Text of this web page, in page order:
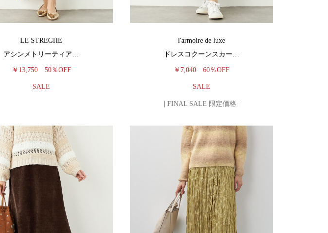
LE STREGHE
アシンメトリーティア…
￥13,750 50％OFF
SALE
l'armoire de luxe
ドレスコクーンスカー…
￥7,040 60％OFF
SALE
| FINAL SALE 限定価格 |